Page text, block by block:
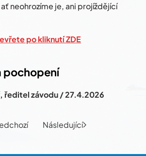
neohrozíme je, ani projíždějící
po kliknutí ZDE
pochopení
ředitel závodu / 27.4.2026
Následující